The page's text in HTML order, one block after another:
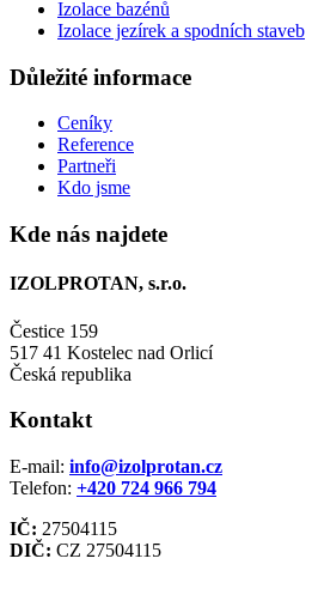
Izolace bazénů
Izolace jezírek a spodních staveb
Důležité informace
Ceníky
Reference
Partneři
Kdo jsme
Kde nás najdete
IZOLPROTAN, s.r.o.
Čestice 159
517 41 Kostelec nad Orlicí
Česká republika
Kontakt
E-mail: info@izolprotan.cz
Telefon: +420 724 966 794
IČ: 27504115
DIČ: CZ 27504115